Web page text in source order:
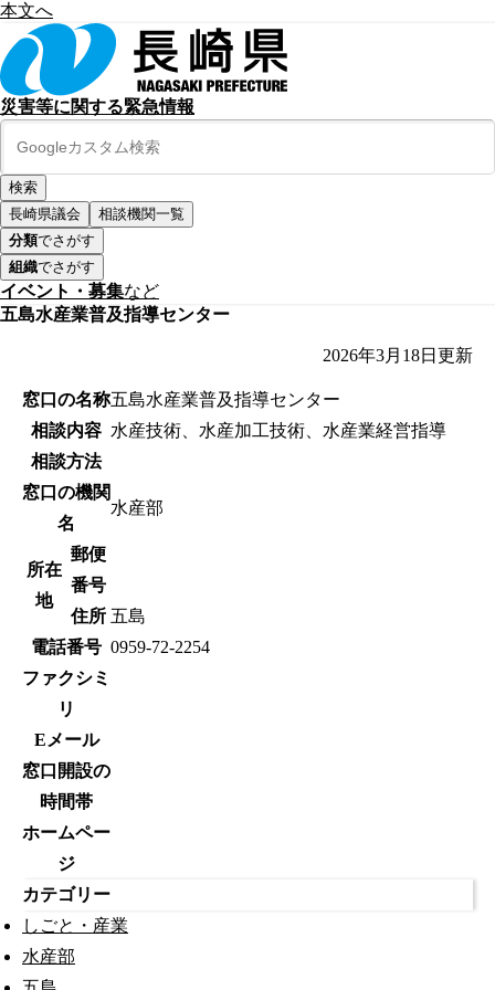
本文へ
災害等に関する緊急情報
長崎県議会
相談機関一覧
分類でさがす
組織でさがす
イベント・募集など
五島水産業普及指導センター
2026年3月18日 更新
窓口の名称五島水産業普及指導センター
相談内容 水産技術、水産加工技術、水産業経営指導
相談方法
窓口の機関
名
水産部
所在
地
郵便
番号
住所 五島
電話番号 0959-72-2254
ファクシミ
リ
Eメール
窓口開設の
時間帯
ホームペー
ジ
カテゴリー
しごと・産業
水産部